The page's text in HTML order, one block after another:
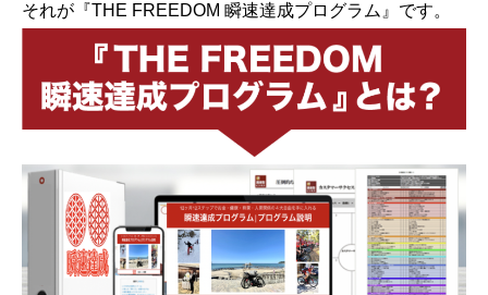
それが『THE FREEDOM 瞬速達成プログラム』です。